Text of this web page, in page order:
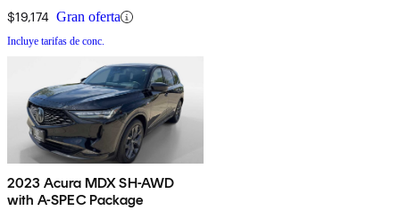
$19,174 Gran oferta
Incluye tarifas de conc.
2023 Acura MDX SH-AWD
with A-SPEC Package